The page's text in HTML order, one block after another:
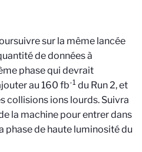
sur la même lancée
de données à
phase qui devrait
au 160 fb-1 du Run 2, et
collisions ions lourds. Suivra
la machine pour entrer dans
phase de haute luminosité du